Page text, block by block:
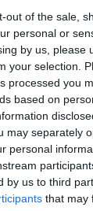
out of the sale,
personal or
by us, please
your selection.
processed you
based on
may separately
personal
by us to third
that may
πέστο
μέτρα από
νεκροί και
πληγμάτων